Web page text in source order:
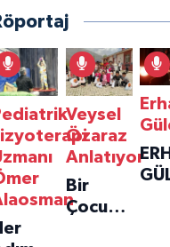
Veysel
Özaraz
Anlatıyor
Bir
Çocuğun